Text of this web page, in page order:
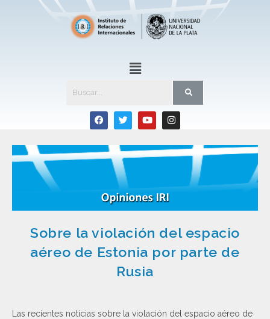
Sobre la violación del espacio
aéreo de Estonia por parte de
Rusia
Las recientes noticias sobre la violación del espacio aéreo de